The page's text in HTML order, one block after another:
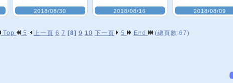
2018/08/30 2018/08/16 2018/08/09
Top 5 上一頁 6 7 [8] 9 10 下一頁 5 End (總頁數:67)